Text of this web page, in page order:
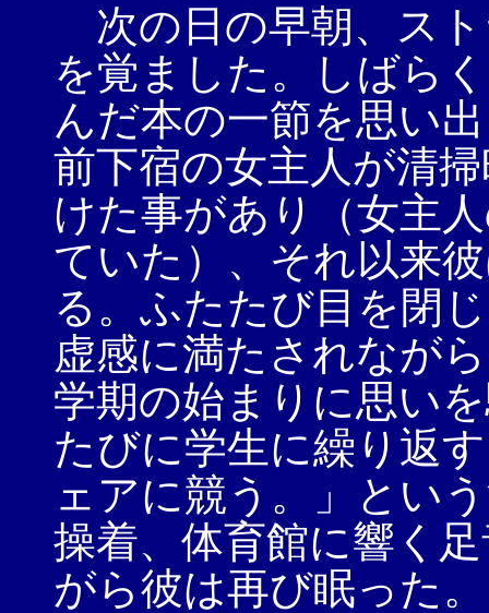
次の日の早朝、ス
を覚ました。しばら
んだ本の一節を思い
前下宿の女主人が清
けた事があり（女主
ていた）、それ以来
る。ふたたび目を閉
虚感に満たされなが
学期の始まりに思い
たびに学生に繰り返
ェアに競う。」とい
操着、体育館に響く
がら彼は再び眠った。